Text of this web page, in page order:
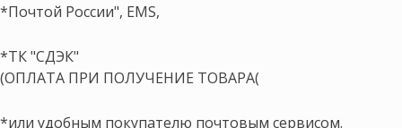
*Почтой России", EMS,
*ТК "СДЭК"
(ОПЛАТА ПРИ ПОЛУЧЕНИЕ ТОВАРА(
*или удобным покупателю почтовым сервисом.